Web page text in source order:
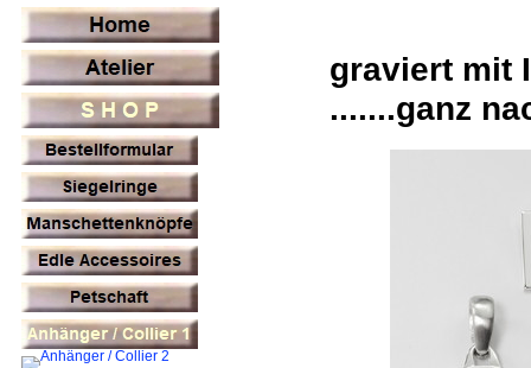
graviert mit
.......ganz